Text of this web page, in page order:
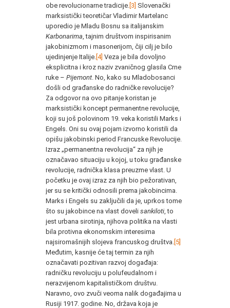
obe revolucionarne tradicije. [3] Slovenački
marksistički teoretičar Vladimir Martelanc
uporedio je Mladu Bosnu sa italijanskim
Karbonarima , tajnim društvom inspirisanim
jakobinizmom i masonerijom, čiji cilj je bilo
ujedinjenje Italije. [4] Veza je bila dovoljno
eksplicitna i kroz naziv zvaničnog glasila Crne
ruke – Pijemont . No, kako su Mladobosanci
došli od građanske do radničke revolucije?
Za odgovor na ovo pitanje koristan je
marksistički koncept permanentne revolucije,
koji su još polovinom 19. veka koristili Marks i
Engels. Oni su ovaj pojam izvorno koristili da
opišu jakobinski period Francuske Revolucije.
Izraz „permanentna revolucija“ za njih je
označavao situaciju u kojoj, u toku građanske
revolucije, radnička klasa preuzme vlast. U
početku je ovaj izraz za njih bio pežorativan,
jer su se kritički odnosili prema jakobincima.
Marks i Engels su zaključili da je, uprkos tome
što su jakobince na vlast doveli sankiloti , to
jest urbana sirotinja, njihova politika na vlasti
bila protivna ekonomskim interesima
najsiromašnijih slojeva francuskog društva. [5]
Međutim, kasnije će taj termin za njih
označavati pozitivan razvoj događaja:
radničku revoluciju u polufeudalnom i
nerazvijenom kapitalističkom društvu.
Naravno, ovo zvuči veoma nalik događajima u
Rusiji 1917. godine. No, država koja je